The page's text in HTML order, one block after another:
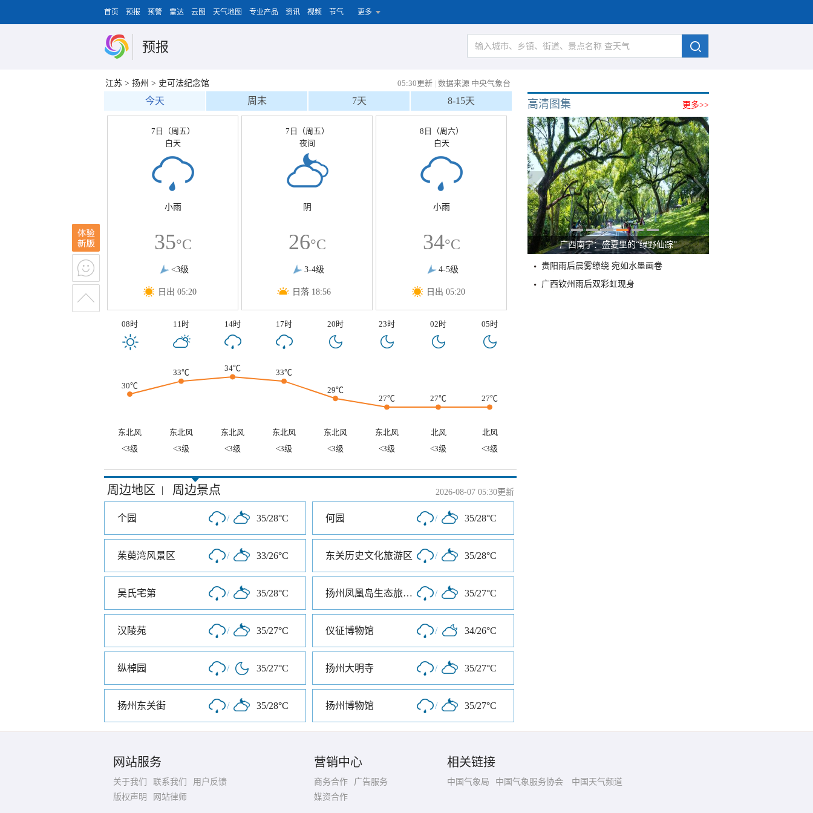
首页 预报 预警 雷达 云图 天气地图 专业产品 资讯 视频 节气 更多
预报
江苏 > 扬州 > 史可法纪念馆 05:30更新 | 数据来源 中央气象台
今天 周末 7天 8-15天
7日（周五）
白天
小雨
35°C
<3级
日出 05:20
7日（周五）
夜间
阴
26°C
3-4级
日落 18:56
8日（周六）
白天
小雨
34°C
4-5级
日出 05:20
08时 11时 14时 17时 20时 23时 02时 05时
30℃
33℃ 34℃
33℃
29℃
27℃
27℃ 27℃
东北风 东北风 东北风 东北风 东北风 东北风 北风
北风
<3级
<3级 <3级 <3级 <3级 <3级 <3级 <3级
周边地区 | 周边景点 2026-08-07 05:30更新
个园 / 35/28°C 何园 / 35/28°C
茱萸湾风景区 / 33/26°C 东关历史文化旅游区 / 35/28°C
吴氏宅第 / 35/28°C 扬州凤凰岛生态旅游区 / 35/27°C
汉陵苑 / 35/27°C 仪征博物馆 / 34/26°C
纵棹园 / 35/27°C 扬州大明寺 / 35/27°C
扬州东关街 / 35/28°C 扬州博物馆 / 35/27°C
更多>>
高清图集
广西南宁：盛夏里的“绿野仙踪”
贵阳雨后晨雾缭绕 宛如水墨画卷
广西钦州雨后双彩虹现身
网站服务
关于我们 联系我们
用户反馈
版权声明
网站律师
营销中心
商务合作
广告服务
媒资合作
相关链接
中国气象局 中国气象服务协会 中国天气频道